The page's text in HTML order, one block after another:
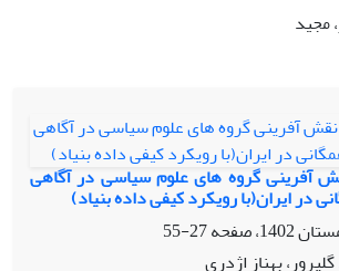
مجید
آفرینی گروه های علوم سیاسی در آگاهی
ایران(با رویکرد کیفی داده بنیاد)
27-55
بهناز اژدری